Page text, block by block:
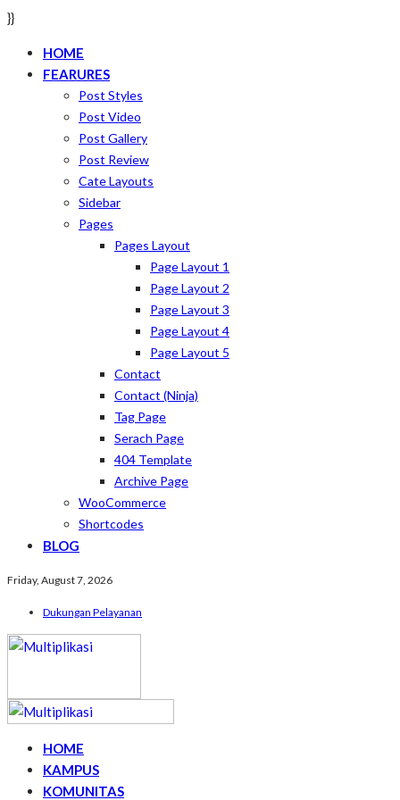
}}
HOME
FEARURES
Post Styles
Post Video
Post Gallery
Post Review
Cate Layouts
Sidebar
Pages
Pages Layout
Page Layout 1
Page Layout 2
Page Layout 3
Page Layout 4
Page Layout 5
Contact
Contact (ninja)
Tag Page
Serach Page
404 Template
Archive Page
WooCommerce
Shortcodes
BLOG
Friday, August 7, 2026
Dukungan Pelayanan
HOME
KAMPUS
KOMUNITAS